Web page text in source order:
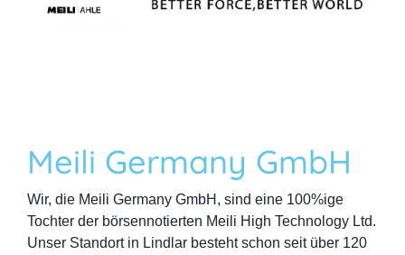
Meili Germany GmbH
Wir, die Meili Germany GmbH, sind eine 100%ige
Tochter der börsennotierten Meili High Technology Ltd.
Unser Standort in Lindlar besteht schon seit über 120